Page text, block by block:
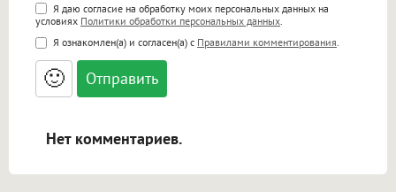
Поддержка HTML
<b>, <strong>, <u>, <i>, <em>, <s>, <big>,
<small>, <sup>, <sub>, <pre>, <ul>, <ol>, <li>,
<blockquote>, <code> экранирует HTML,
адреса URL автоматически становятся
ссылками, и [img]адрес[/img] будет
Я даю согласие на обработку моих персональных данных на
условиях Политики обработки персональных данных.
Я ознакомлен(а) и согласен(а) с Правилами комментирования.
🙂
Нет комментариев.